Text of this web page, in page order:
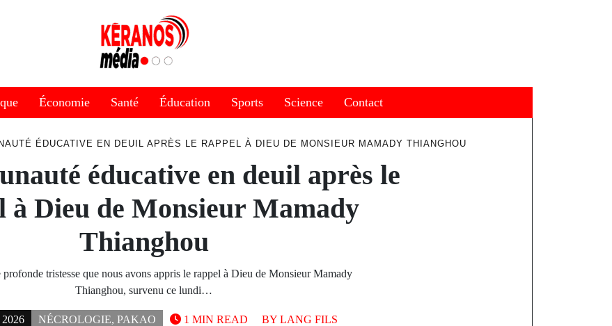
Économie Santé Éducation Sports Science Contact
ÉDUCATIVE EN DEUIL APRÈS LE RAPPEL À DIEU DE MONSIEUR MAMADY THIANGHOU
éducative en deuil après le
à Dieu de Monsieur Mamady
Thianghou
profonde tristesse que nous avons appris le rappel à Dieu de Monsieur Mamady
Thianghou, survenu ce lundi…
NÉCROLOGIE, PAKAO BY LANG FILS
1 MIN READ